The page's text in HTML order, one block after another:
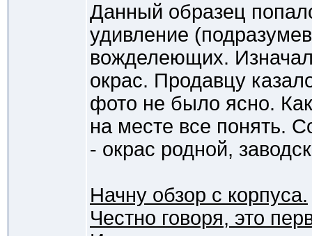
Данный образец
удивление
вожделеющих.
окрас. Продавцу
фото не было ясно.
на месте все понять.
- окрас родной,
Начну обзор с корпуса.
Честно говоря, это